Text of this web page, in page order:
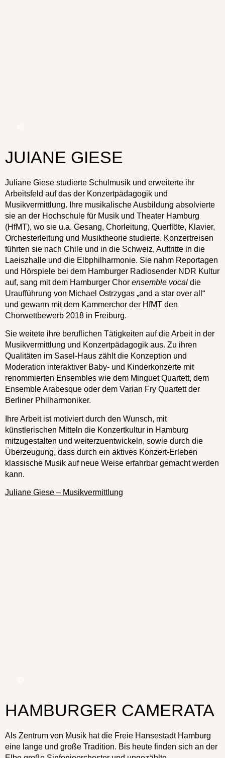
JUIANE GIESE
Juliane Giese studierte Schulmusik und erweiterte ihr
Arbeitsfeld auf das der Konzertpädagogik und
Musikvermittlung. Ihre musikalische Ausbildung absolvierte
sie an der Hochschule für Musik und Theater Hamburg
(HfMT), wo sie u.a. Gesang, Chorleitung, Querflöte, Klavier,
Orchesterleitung und Musiktheorie studierte. Konzertreisen
führten sie nach Chile und in die Schweiz, Auftritte in die
Laeiszhalle und die Elbphilharmonie. Sie nahm Reportagen
und Hörspiele bei dem Hamburger Radiosender NDR Kultur
auf, sang mit dem Hamburger Chor ensemble vocal die
Uraufführung von Michael Ostrzygas „and a star over all“
und gewann mit dem Kammerchor der HfMT den
Chorwettbewerb 2018 in Freiburg.
Sie weitete ihre beruflichen Tätigkeiten auf die Arbeit in der
Musikvermittlung und Konzertpädagogik aus. Zu ihren
Qualitäten im Sasel-Haus zählt die Konzeption und
Moderation interaktiver Baby- und Kinderkonzerte mit
renommierten Ensembles wie dem Minguet Quartett, dem
Ensemble Arabesque oder dem Varian Fry Quartett der
Berliner Philharmoniker.
Ihre Arbeit ist motiviert durch den Wunsch, mit
künstlerischen Mitteln die Konzertkultur in Hamburg
mitzugestalten und weiterzuentwickeln, sowie durch die
Überzeugung, dass durch ein aktives Konzert-Erleben
klassische Musik auf neue Weise erfahrbar gemacht werden
kann.
Juliane Giese – Musikvermittlung
HAMBURGER CAMERATA
Als Zentrum von Musik hat die Freie Hansestadt Hamburg
eine lange und große Tradition. Bis heute finden sich an der